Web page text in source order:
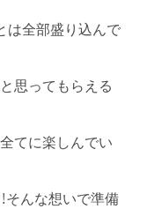
は全部盛り込んで
思ってもらえる
てに楽しんでい
そんな想いで準備